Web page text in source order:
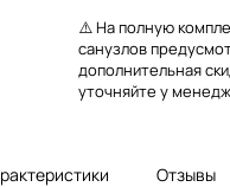
⚠️ На полную
санузлов
дополнительная
уточняйте у
Отзывы